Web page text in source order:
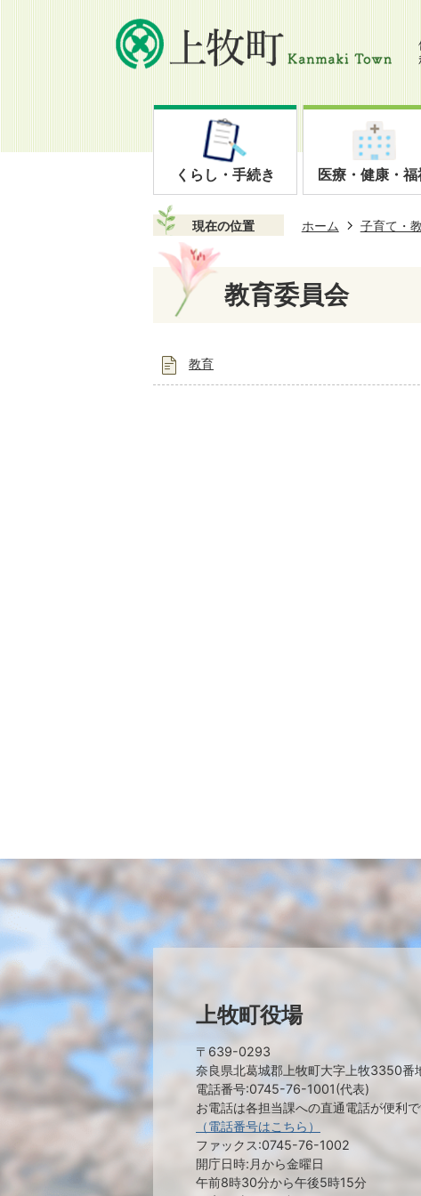
くらし・手続き 医療・健康・福
現在の位置 ホーム 子育て・
教育委員会
教育
上牧町役場
〒639-0293
奈良県北葛城郡上牧町大字上牧3350番
電話番号:0745-76-1001(代表)
お電話は各担当課への直通電話が便利で
（電話番号はこちら）
ファックス:0745-76-1002
開庁日時:月から金曜日
午前8時30分から午後5時15分